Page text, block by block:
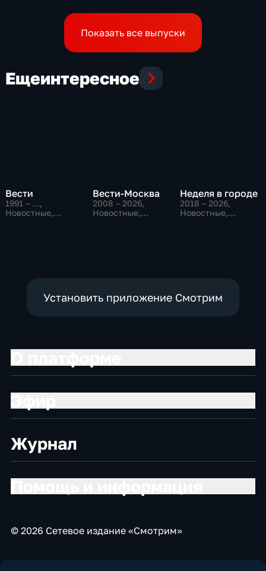
подписавшего контракт
Показать все выпуски
Ещеинтересное
Вести
1991 – …,
Новостные,
Вести-Москва
2008 – 2026,
Новостные,
Неделя в городе
2018 – 2026,
Новостные,
Установить приложение Смотрим
Журнал
© 2026 Сетевое издание «Смотрим»